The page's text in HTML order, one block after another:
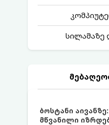
სილამაზე
ბოსტანი
მწვანილი